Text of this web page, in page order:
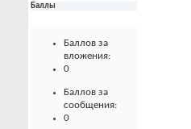
Баллы
Баллов за
вложения:
0
Баллов за
сообщения:
0